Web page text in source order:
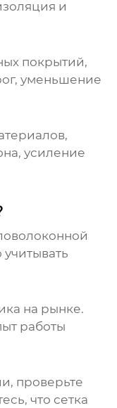
и
покрытий,
уменьшение
усиление
на рынке.
работы
проверьте
что сетка